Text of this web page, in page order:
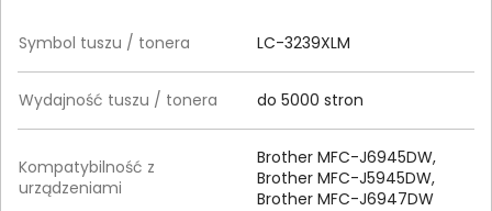
Symbol tuszu / tonera LC-3239XLM
Wydajność tuszu / tonera do 5000 stron
Kompatybilność z
urządzeniami
Brother MFC-J6945DW,
Brother MFC-J5945DW,
Brother MFC-J6947DW